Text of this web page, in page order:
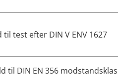
test efter DIN V ENV 1627
til DIN EN 356